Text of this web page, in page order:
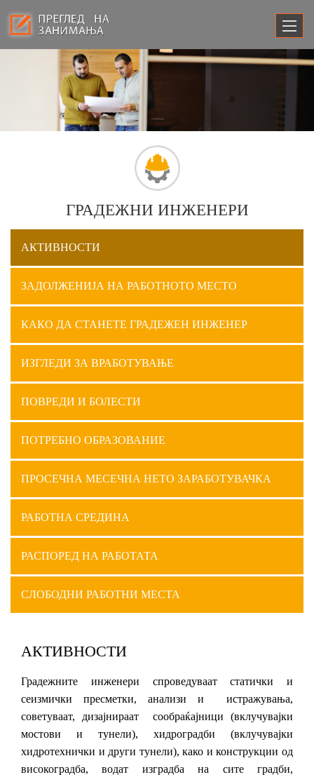
ГРАДЕЖНИ ИНЖЕНЕРИ
АКТИВНОСТИ
ЗАДОЛЖЕНИЈА НА РАБОТНОТО МЕСТО
КАКО ДА СТАНЕТЕ ГРАДЕЖЕН ИНЖЕНЕР
ИЗГЛЕДИ ЗА ВРАБОТУВАЊЕ
ПОВРЕДИ И БОЛЕСТИ
ПОТРЕБНО ОБРАЗОВАНИЕ
ПРОСЕЧНА МЕСЕЧНА НЕТО ЗАРАБОТУВАЧКА
РАБОТНА СРЕДИНА
РАСПОРЕД НА РАБОТАТА
СЛОБОДНИ РАБОТНИ МЕСТА
АКТИВНОСТИ
Градежните инженери спроведуваат статички и
сеизмички пресметки, анализи и истражувања,
советуваат, дизајнираат сообраќајници (вклучувајки
мостови и тунели), хидроградби (вклучувајки
хидротехнички и други тунели), како и конструкции од
високоградба, водат изградба на сите градби,